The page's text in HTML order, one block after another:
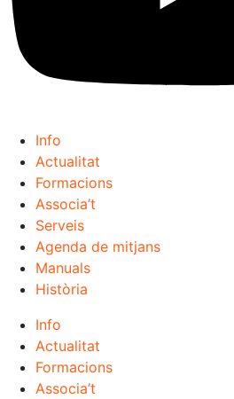
Info
Actualitat
Formacions
Associa’t
Serveis
Agenda de mitjans
Manuals
Història
Info
Actualitat
Formacions
Associa’t